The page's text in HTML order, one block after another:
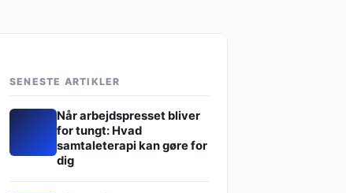
SENESTE ARTIKLER
Når arbejdspresset bliver
for tungt: Hvad
samtaleterapi kan gøre for
dig